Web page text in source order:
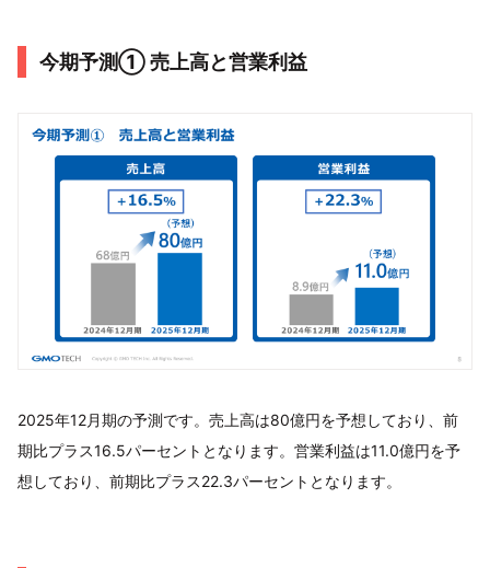
今期予測① 売上高と営業利益
2025年12月期の予測です。売上高は80億円を予想しており、前
期比プラス16.5パーセントとなります。営業利益は11.0億円を予
想しており、前期比プラス22.3パーセントとなります。